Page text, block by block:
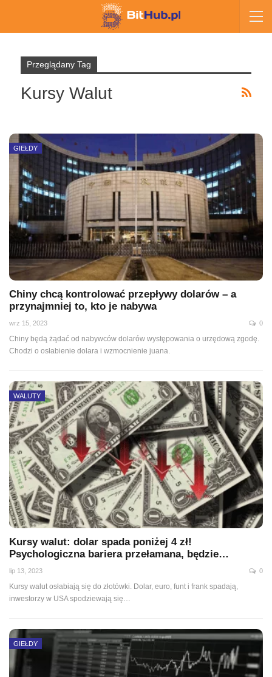
Przeglądany Tag
Kursy Walut
GIEŁDY
Chiny chcą kontrolować przepływy dolarów – a
przynajmniej to, kto je nabywa
wrz 15, 2023 0
Chiny będą żądać od nabywców dolarów występowania o urzędową zgodę.
Chodzi o osłabienie dolara i wzmocnienie juana.
WALUTY
Kursy walut: dolar spada poniżej 4 zł!
Psychologiczna bariera przełamana, będzie…
lip 13, 2023 0
Kursy walut osłabiają się do złotówki. Dolar, euro, funt i frank spadają,
inwestorzy w USA spodziewają się…
GIEŁDY